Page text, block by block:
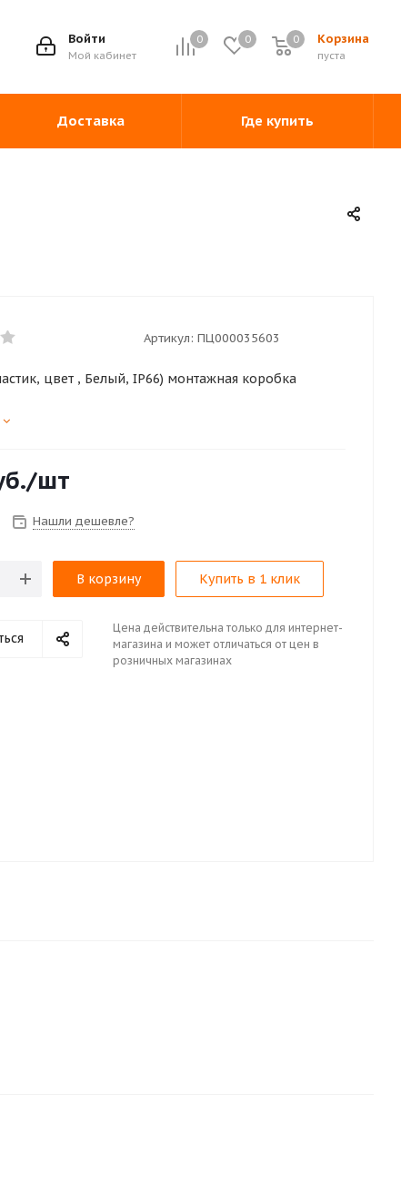
0 0 Корзина
0
пуста
0
Войти
Мой кабинет
Доставка Где купить
Артикул: ПЦ000035603
цвет , Белый, IP66) монтажная коробка
/шт
Нашли дешевле?
В корзину Купить в 1 клик
Цена действительна только для интернет-
магазина и может отличаться от цен в
розничных магазинах